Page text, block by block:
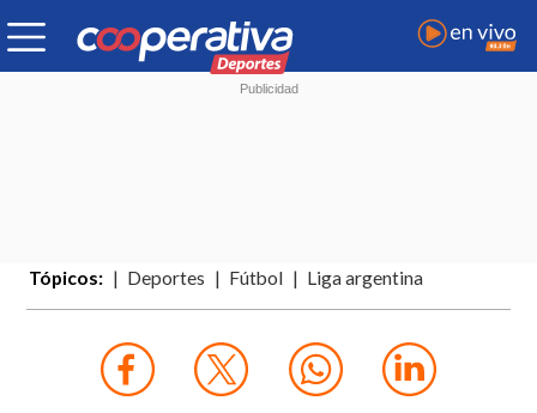
Tópicos: Deportes Fútbol Liga argentina